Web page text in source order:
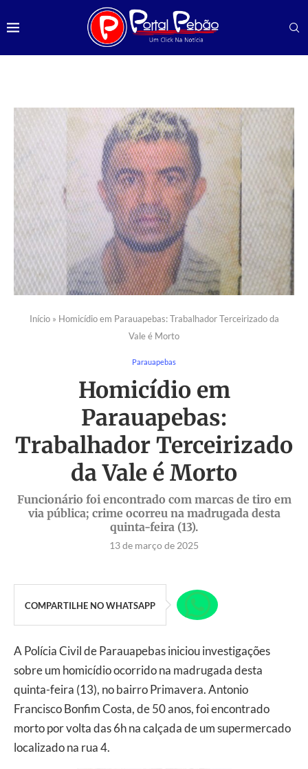
Início» Homicídio em Parauapebas: Trabalhador Terceirizado da
Vale é Morto
Parauapebas
Homicídio em
Parauapebas:
Trabalhador Terceirizado
da Vale é Morto
Funcionário foi encontrado com marcas de tiro em
via pública; crime ocorreu na madrugada desta
quinta-feira (13).
13 de março de 2025
COMPARTILHE NO WHATSAPP
A Polícia Civil de Parauapebas iniciou investigações
sobre um homicídio ocorrido na madrugada desta
quinta-feira (13), no bairro Primavera. Antonio
Francisco Bonfim Costa, de 50 anos, foi encontrado
morto por volta das 6h na calçada de um supermercado
localizado na rua 4.